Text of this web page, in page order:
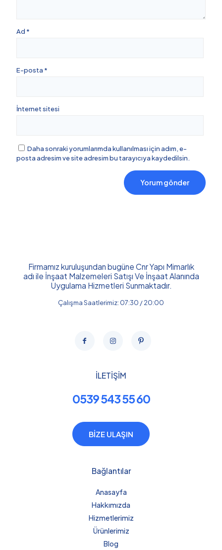
Ad *
E-posta *
İnternet sitesi
Daha sonraki yorumlarımda kullanılması için adım, e-
posta adresim ve site adresim bu tarayıcıya kaydedilsin.
Firmamız kuruluşundan bugüne Cnr Yapı Mimarlık
adı ile İnşaat Malzemeleri Satışı Ve İnşaat Alanında
Uygulama Hizmetleri Sunmaktadır.
Çalışma Saatlerimiz: 07:30 / 20:00
İLETİŞİM
0539 543 55 60
BİZE ULAŞIN
Bağlantılar
Anasayfa
Hakkımızda
Hizmetlerimiz
Ürünlerimiz
Blog